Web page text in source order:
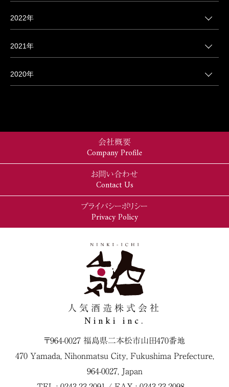
2022年
2021年
2020年
会社概要
Company Profile
お問い合わせ
Contact Us
プライバシーポリシー
Privacy Policy
人気酒造株式会社
Ninki inc.
〒964-0027 福島県二本松市山田470番地
470 Yamada, Nihonmatsu City, Fukushima Prefecture,
964-0027, Japan